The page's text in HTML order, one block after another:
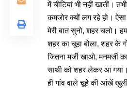
में चीटियां भी नहीं खातीं।
कमजोर क्यों लग रहे हो।
मेरी बात सुनो, शहर चलो।
शहर का चूहा बोला, शहर के
जितना मर्जी खाओ,
साथी को शहर लेकर आ गया।
ही गांव वाले चूहे की आंखें